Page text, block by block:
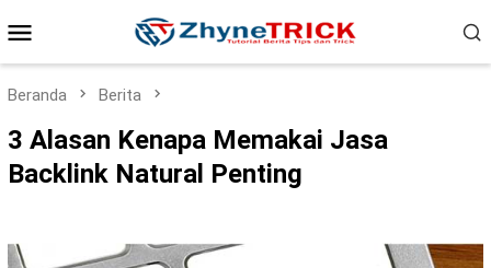
ke
Mobile
Beranda Berita
3 Alasan Kenapa Memakai Jasa
Backlink Natural Penting